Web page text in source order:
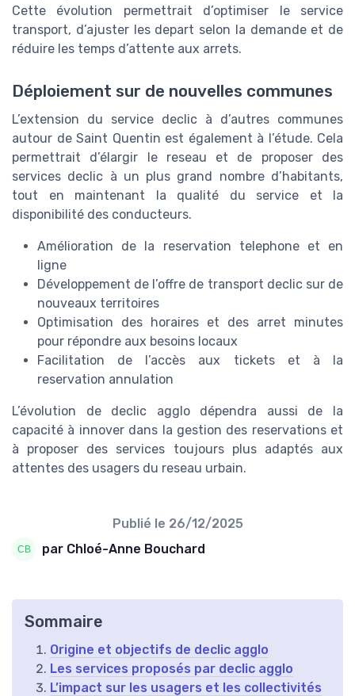
Cette évolution permettrait d’optimiser le service
transport, d’ajuster les depart selon la demande et de
réduire les temps d’attente aux arrets.
Déploiement sur de nouvelles communes
L’extension du service declic à d’autres communes
autour de Saint Quentin est également à l’étude. Cela
permettrait d’élargir le reseau et de proposer des
services declic à un plus grand nombre d’habitants,
tout en maintenant la qualité du service et la
disponibilité des conducteurs.
Amélioration de la reservation telephone et en
ligne
Développement de l’offre de transport declic sur de
nouveaux territoires
Optimisation des horaires et des arret minutes
pour répondre aux besoins locaux
Facilitation de l’accès aux tickets et à la
reservation annulation
L’évolution de declic agglo dépendra aussi de la
capacité à innover dans la gestion des reservations et
à proposer des services toujours plus adaptés aux
attentes des usagers du reseau urbain.
Publié le 26/12/2025
par Chloé-Anne Bouchard
Sommaire
Origine et objectifs de declic agglo
Les services proposés par declic agglo
L’impact sur les usagers et les collectivités